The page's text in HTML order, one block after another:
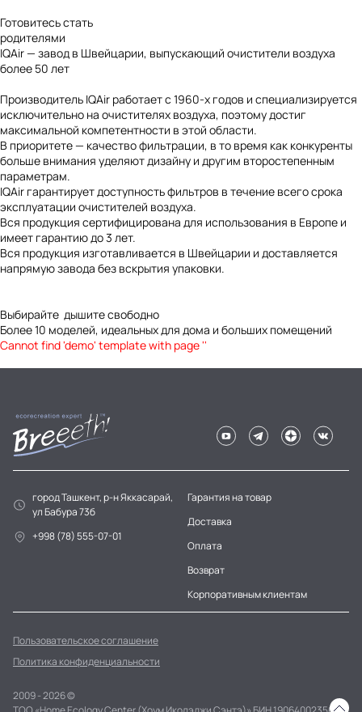
Готовитесь стать
родителями
IQAir — завод в Швейцарии, выпускающий очистители воздуха
более 50 лет
Производитель IQAir работает с 1960-х годов и специализируется
исключительно на очистителях воздуха, поэтому достиг
максимальной компетентности в этой области.
В приоритете — качество фильтрации, в то время как конкуренты
больше внимания уделяют дизайну и другим второстепенным
параметрам.
IQAir гарантирует доступность фильтров в течение всего срока
эксплуатации очистителей воздуха.
Вся продукция сертифицирована для использования в Европе и
имеет гарантию до 3 лет.
Вся продукция изготавливается в Швейцарии и доставляется
напрямую завода без вскрытия упаковки.
Выбирайте дышите свободно
Более 10 моделей, идеальных для дома и больших помещений
Cannot find 'demo' template with page ''
город Ташкент, р-н Яккасарай,
ул Бабура 73б
+998 (78) 555-07-01
Гарантия на товар
Доставка
Оплата
Возврат
Корпоративным клиентам
Пользовательское соглашение
Политика конфиденциальности
2009 - 2026 ©